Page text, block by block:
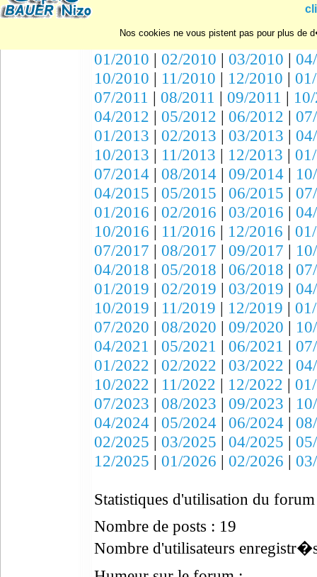
04/2009|05/2009|06/2009|
01/2010 | 02/2010 | 03/2010 |
10/2010 | 11/2010 | 12/2010 |
07/2011 | 08/2011 | 09/2011 |
04/2012 | 05/2012 | 06/2012 |
01/2013 | 02/2013 | 03/2013 |
10/2013 | 11/2013 | 12/2013 |
07/2014 | 08/2014 | 09/2014 |
04/2015 | 05/2015 | 06/2015 |
01/2016 | 02/2016 | 03/2016 |
10/2016 | 11/2016 | 12/2016 |
07/2017 | 08/2017 | 09/2017 |
04/2018 | 05/2018 | 06/2018 |
01/2019 | 02/2019 | 03/2019 |
10/2019 | 11/2019 | 12/2019 |
07/2020 | 08/2020 | 09/2020 |
04/2021 | 05/2021 | 06/2021 |
01/2022 | 02/2022 | 03/2022 |
10/2022 | 11/2022 | 12/2022 |
07/2023 | 08/2023 | 09/2023 |
04/2024 | 05/2024 | 06/2024 |
02/2025 | 03/2025 | 04/2025 |
12/2025 | 01/2026 | 02/2026 |
Statistiques d'utilisation du
Nombre de posts : 19
Nombre d'utilisateurs
Nos cookies ne vous pistent pas pour plus